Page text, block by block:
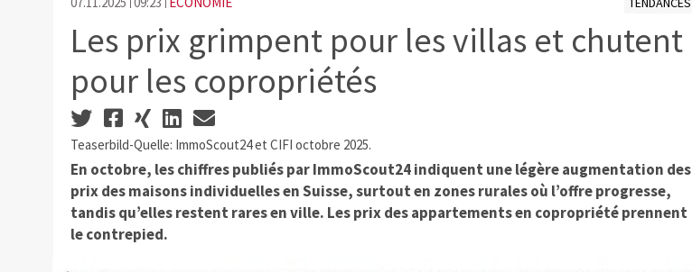
Les prix grimpent pour les villas et chutent
pour les copropriétés
Teaserbild-Quelle: ImmoScout24 et CIFI octobre 2025.
En octobre, les chiffres publiés par ImmoScout24 indiquent une légère augmentation des
prix des maisons individuelles en Suisse, surtout en zones rurales où l’offre progresse,
tandis qu’elles restent rares en ville. Les prix des appartements en copropriété prennent
le contrepied.